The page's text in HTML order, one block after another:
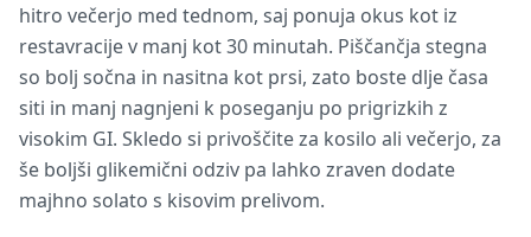
hitro večerjo med tednom, saj ponuja okus kot iz
restavracije v manj kot 30 minutah. Piščančja stegna
so bolj sočna in nasitna kot prsi, zato boste dlje časa
siti in manj nagnjeni k poseganju po prigrizkih z
visokim GI. Skledo si privoščite za kosilo ali večerjo, za
še boljši glikemični odziv pa lahko zraven dodate
majhno solato s kisovim prelivom.